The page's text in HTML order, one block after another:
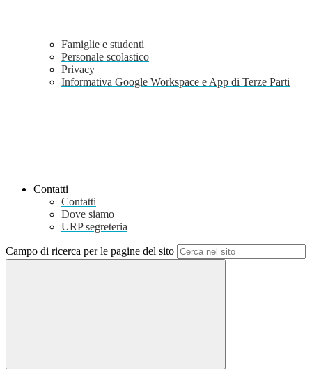
Famiglie e studenti
Personale scolastico
Privacy
Informativa Google Workspace e App di Terze Parti
Contatti
Contatti
Dove siamo
URP segreteria
Campo di ricerca per le pagine del sito